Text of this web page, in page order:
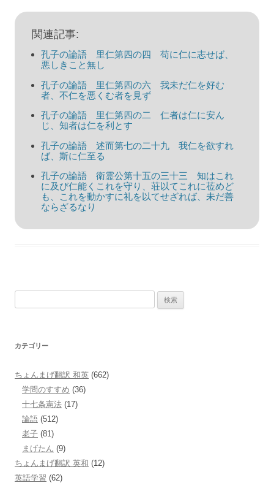
ビ
関連記事:
孔子の論語 里仁第四の四 苟に仁に志せば、
悪しきこと無し
孔子の論語 里仁第四の六 我未だ仁を好む
者、不仁を悪くむ者を見ず
孔子の論語 里仁第四の二 仁者は仁に安ん
じ、知者は仁を利とす
孔子の論語 述而第七の二十九 我仁を欲すれ
ば、斯に仁至る
孔子の論語 衛霊公第十五の三十三 知はこれ
に及び仁能くこれを守り、荘以てこれに莅めど
も、これを動かすに礼を以てせざれば、未だ善
ならざるなり
カテゴリー
ちょんまげ翻訳 和英 (662)
学問のすすめ (36)
十七条憲法 (17)
論語 (512)
老子 (81)
まげたん (9)
ちょんまげ翻訳 英和 (12)
英語学習 (62)